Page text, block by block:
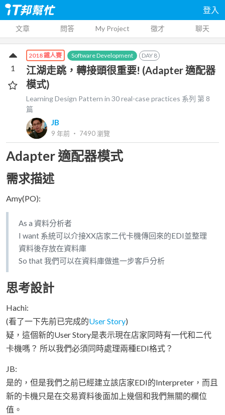
登入
文章 問答 My Project 徵才 聊天
2018 鐵人賽 Software Development DAY 8
江湖走跳，轉接頭很重要! (Adapter 適配器
模式)
Learning Design Pattern in 30 real-case practices 系列 第 8
篇
JB
9 年前 ‧ 7490瀏覽
1
Adapter 適配器模式
需求描述
Amy(PO):
As a 資料分析者
I want 系統可以介接XX店家二代卡機傳回來的EDI並整理
資料後存放在資料庫
So that 我們可以在資料庫做進一步客戶分析
思考設計
Hachi:
(看了一下先前已完成的User Story)
疑，這個新的User Story是表示現在店家同時有一代和二代
卡機嗎？ 所以我們必須同時處理兩種EDI格式？
JB:
是的，但是我們之前已經建立該店家EDI的Interpreter，而且
新的卡機只是在交易資料後面加上幾個和我們無關的欄位
值。